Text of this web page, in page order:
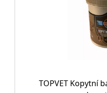
TOPVET Kopytní